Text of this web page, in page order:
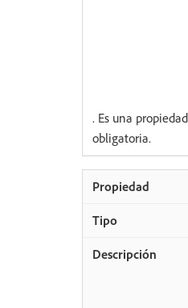
. Es una propiedad
obligatoria.